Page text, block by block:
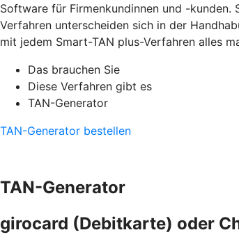
Software für Firmenkundinnen und -
Verfahren unterscheiden sich in der
mit jedem Smart-TAN plus-Verfahren alles
Das brauchen Sie
Diese Verfahren gibt es
TAN-Generator
TAN-Generator bestellen
TAN-Generator
girocard (Debitkarte) oder